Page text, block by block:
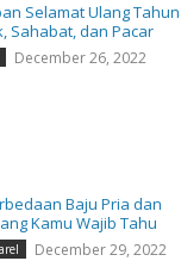
Selamat Ulang Tahun
Sahabat, dan Pacar
December 26, 2022
Baju Pria dan
Kamu Wajib Tahu
December 29, 2022